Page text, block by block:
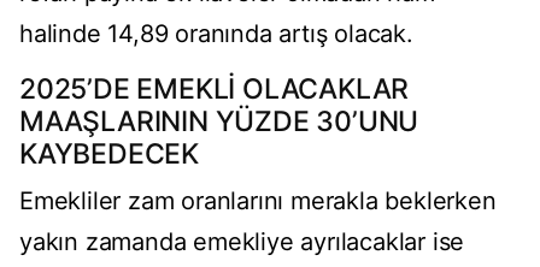
halinde 14,89 oranında artış olacak.
2025’DE EMEKLİ OLACAKLAR
MAAŞLARININ YÜZDE 30’UNU
KAYBEDECEK
Emekliler zam oranlarını merakla beklerken
yakın zamanda emekliye ayrılacaklar ise